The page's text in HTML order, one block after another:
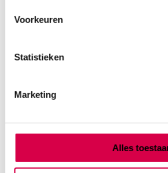
Voorkeuren
Statistieken
Marketing
Alles